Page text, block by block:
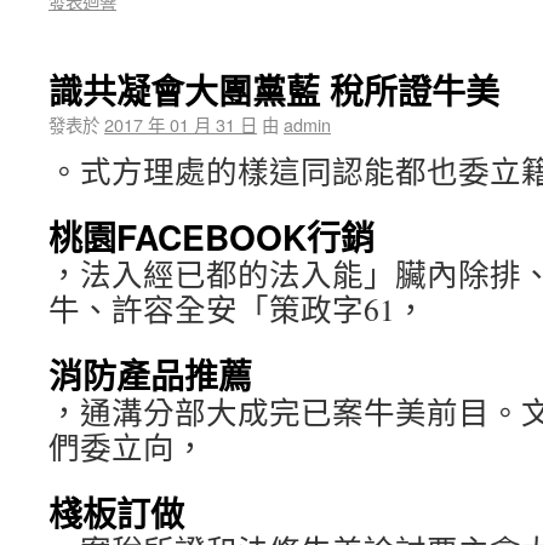
識共凝會大團黨藍 稅所證牛美
發表於2017 年 01 月 31 日 由 admin
。式方理處的樣這同認能都也委立
桃園FACEBOOK行銷
，法入經已都的法入能」臟內除排
牛、許容全安「策政字61，
消防產品推薦
，通溝分部大成完已案牛美前目。
們委立向，
棧板訂做